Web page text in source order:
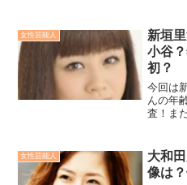
ードに
女性芸能人
新垣
小谷
初？
今回は
んの年
査！ま
女性芸能人
大和
像は